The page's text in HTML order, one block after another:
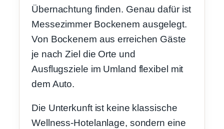
Übernachtung finden. Genau dafür ist
Messezimmer Bockenem ausgelegt.
Von Bockenem aus erreichen Gäste
je nach Ziel die Orte und
Ausflugsziele im Umland flexibel mit
dem Auto.
Die Unterkunft ist keine klassische
Wellness-Hotelanlage, sondern eine